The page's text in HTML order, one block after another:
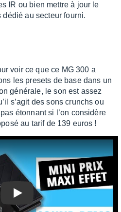
IR ou bien mettre à jour le
dédié au secteur fourni.
voir ce que ce MG 300 a
les presets de base dans un
géné­rale, le son est assez
s’agit des sons crunchs ou
éton­nant si l’on consi­dère
au tarif de 139 euros !
Play